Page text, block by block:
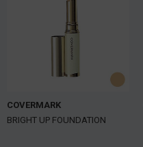
COVERMARK
BRIGHT UP FOUNDATION